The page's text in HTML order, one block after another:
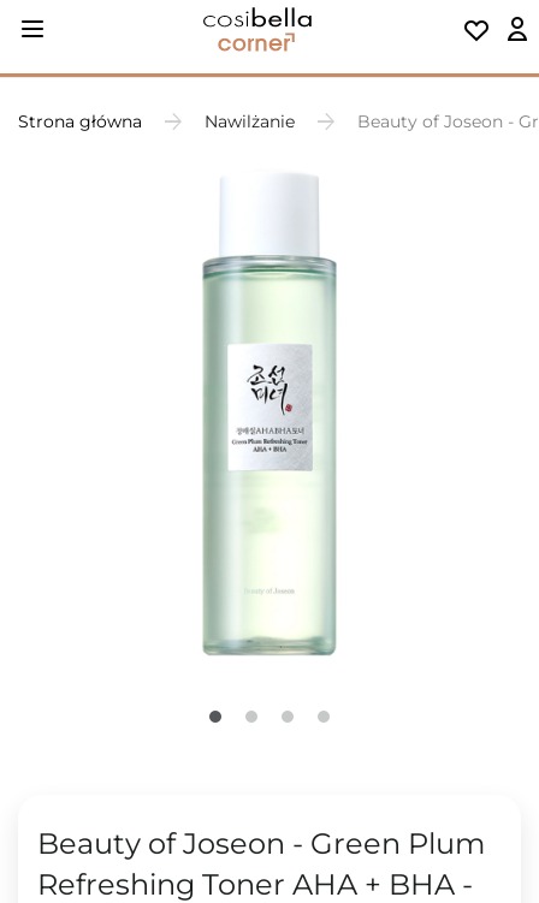
Strona główna Nawilżanie Beauty of Joseon -
Beauty of Joseon - Green Plum
Refreshing Toner AHA + BHA -